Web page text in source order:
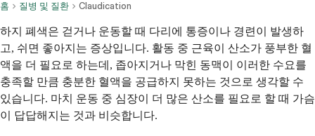
홈 질병 및 질환 Claudication
하지 폐색은 걷거나 운동할 때 다리에 통증이나 경련이 발생하
고, 쉬면 좋아지는 증상입니다. 활동 중 근육이 산소가 풍부한 혈
액을 더 필요로 하는데, 좁아지거나 막힌 동맥이 이러한 수요를
충족할 만큼 충분한 혈액을 공급하지 못하는 것으로 생각할 수
있습니다. 마치 운동 중 심장이 더 많은 산소를 필요로 할 때 가슴
이 답답해지는 것과 비슷합니다.